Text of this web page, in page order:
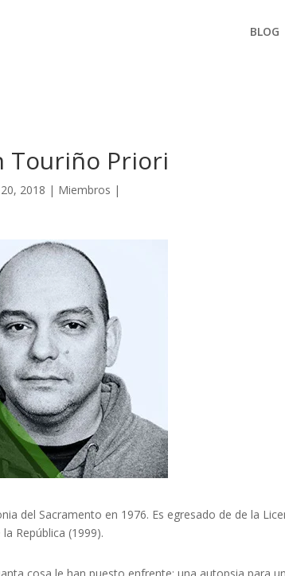
BLOG
Touriño Priori
2018 | Miembros |
del Sacramento en 1976. Es egresado de de la
República (1999).